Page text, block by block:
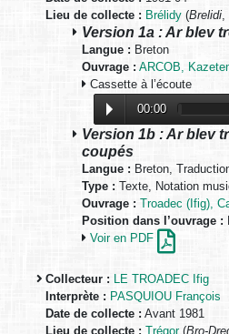
Lieu de collecte : Brélidy (Brelidi,
Version 1a : Ar blev
Langue : Breton
Ouvrage : ARCOB,
Cassette à l’écoute
00:00
Version 1b : Ar blev
coupés
Langue : Breton,
Type : Texte, Notation
Ouvrage : Troadec (Ifig),
Position dans l’ouvrage :
Voir en PDF
Collecteur :
LE TROADEC Ifig
Interprète : PASQUIOU François
Date de collecte : Avant 1981
Lieu de collecte : Trégor(Bro-